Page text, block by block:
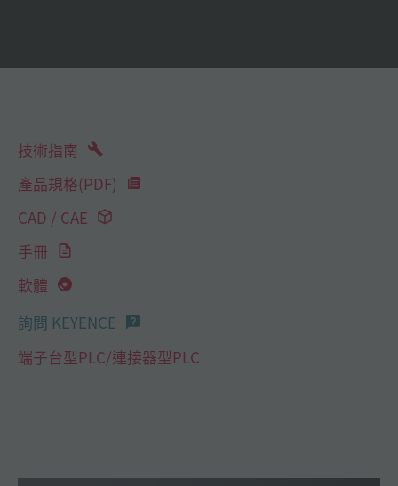
技術指南
產品規格(PDF)
CAD / CAE
手冊
軟體
詢問 KEYENCE
端子台型PLC/連接器型PLC